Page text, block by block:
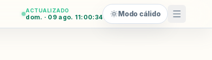
ACTUALIZADO
dom. · 09 ago. 11:00:35 Modo cálido